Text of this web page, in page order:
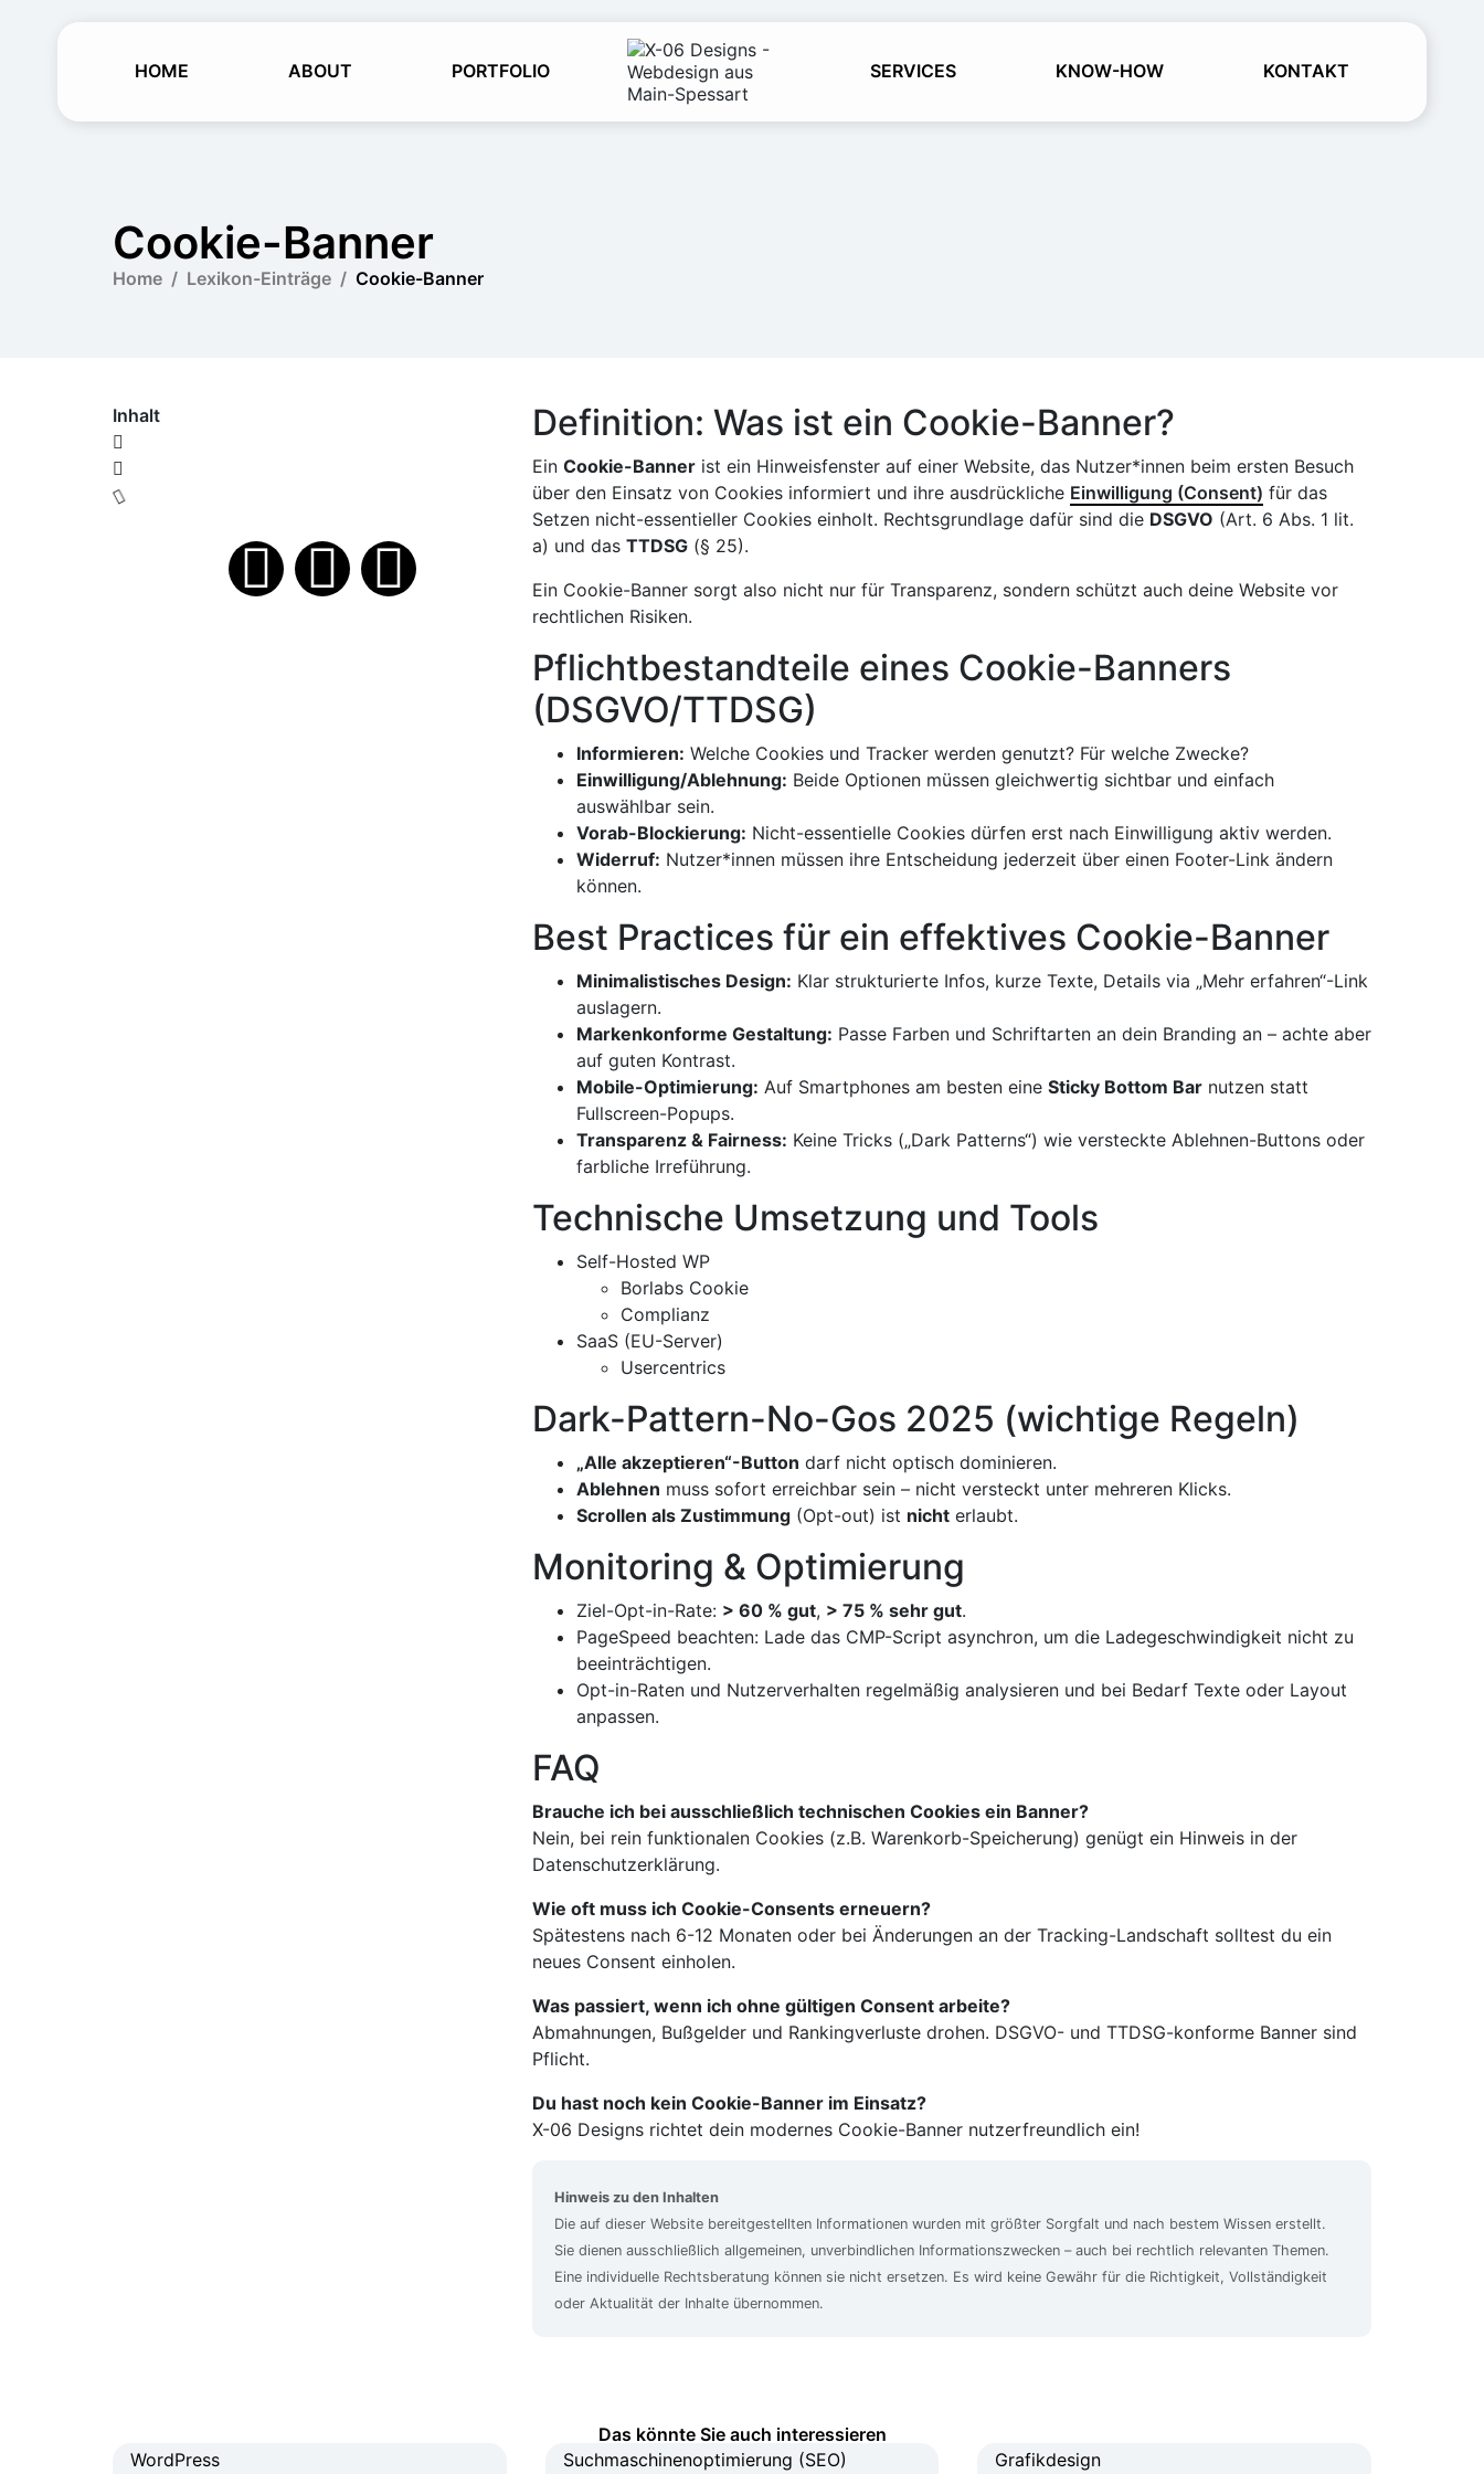
HOME ABOUT PORTFOLIO SERVICES KNOW-HOW KONTAKT
Cookie-Banner
Home Lexikon-Einträge Cookie-Banner
Inhalt Definition: Was ist ein Cookie-Banner?
Ein Cookie-Bannerist ein Hinweisfenster auf einer Website, das Nutzer*innen beim ersten Besuch
über den Einsatz von Cookies informiert und ihre ausdrückliche Einwilligung (Consent) für das
Setzen nicht-essentieller Cookies einholt. Rechtsgrundlage dafür sind die DSGVO (Art. 6 Abs. 1 lit.
a) und das TTDSG(§ 25).
Ein Cookie-Banner sorgt also nicht nur für Transparenz, sondern schützt auch deine Website vor
rechtlichen Risiken.
Pflichtbestandteile eines Cookie-Banners
(DSGVO/TTDSG)
Informieren: Welche Cookies und Tracker werden genutzt? Für welche Zwecke?
Einwilligung/Ablehnung: Beide Optionen müssen gleichwertig sichtbar und einfach
auswählbar sein.
Vorab-Blockierung: Nicht-essentielle Cookies dürfen erst nach Einwilligung aktiv werden.
Widerruf: Nutzer*innen müssen ihre Entscheidung jederzeit über einen Footer-Link ändern
können.
Best Practices für ein effektives Cookie-Banner
Minimalistisches Design: Klar strukturierte Infos, kurze Texte, Details via „Mehr erfahren“-Link
auslagern.
Markenkonforme Gestaltung: Passe Farben und Schriftarten an dein Branding an – achte aber
auf guten Kontrast.
Mobile-Optimierung: Auf Smartphones am besten eine Sticky Bottom Barnutzen statt
Fullscreen-Popups.
Transparenz & Fairness: Keine Tricks („Dark Patterns“) wie versteckte Ablehnen-Buttons oder
farbliche Irreführung.
Technische Umsetzung und Tools
Self-Hosted WP
Borlabs Cookie
Complianz
SaaS (EU-Server)
Usercentrics
Dark-Pattern-No-Gos 2025 (wichtige Regeln)
„Alle akzeptieren“-Button darf nicht optisch dominieren.
Ablehnen muss sofort erreichbar sein – nicht versteckt unter mehreren Klicks.
Scrollen als Zustimmung(Opt-out) ist nichterlaubt.
Monitoring & Optimierung
Ziel-Opt-in-Rate: > 60 % gut, > 75 % sehr gut.
PageSpeed beachten: Lade das CMP-Script asynchron, um die Ladegeschwindigkeit nicht zu
beeinträchtigen.
Opt-in-Raten und Nutzerverhalten regelmäßig analysieren und bei Bedarf Texte oder Layout
anpassen.
FAQ
Brauche ich bei ausschließlich technischen Cookies ein Banner?
Nein, bei rein funktionalen Cookies (z.B. Warenkorb-Speicherung) genügt ein Hinweis in der
Datenschutzerklärung.
Wie oft muss ich Cookie-Consents erneuern?
Spätestens nach 6-12 Monaten oder bei Änderungen an der Tracking-Landschaft solltest du ein
neues Consent einholen.
Was passiert, wenn ich ohne gültigen Consent arbeite?
Abmahnungen, Bußgelder und Rankingverluste drohen. DSGVO- und TTDSG-konforme Banner sind
Pflicht.
Du hast noch kein Cookie-Banner im Einsatz?
X-06 Designs richtet dein modernes Cookie-Banner nutzerfreundlich ein!
Hinweis zu den Inhalten
Die auf dieser Website bereitgestellten Informationen wurden mit größter Sorgfalt und nach bestem Wissen erstellt.
Sie dienen ausschließlich allgemeinen, unverbindlichen Informationszwecken – auch bei rechtlich relevanten Themen.
Eine individuelle Rechtsberatung können sie nicht ersetzen. Es wird keine Gewähr für die Richtigkeit, Vollständigkeit
oder Aktualität der Inhalte übernommen.
Das könnte Sie auch interessieren
WordPress
Suchmaschinenoptimierung (SEO) Grafikdesign